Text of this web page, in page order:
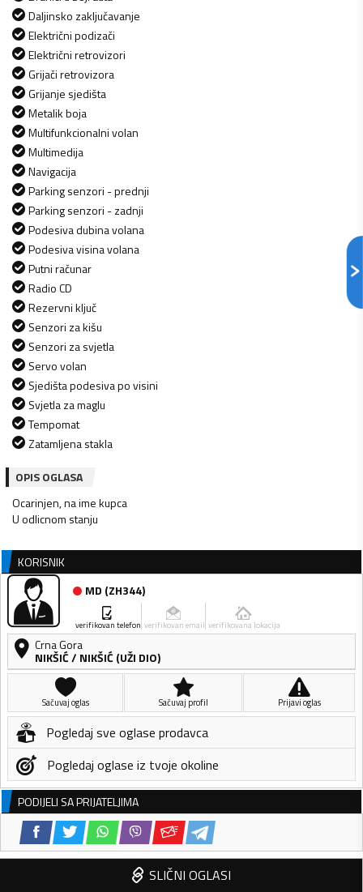
Daljinsko zaključavanje
Električni podizači
Električni retrovizori
Grijači retrovizora
Grijanje sjedišta
Metalik boja
Multifunkcionalni volan
Multimedija
Navigacija
Parking senzori - prednji
Parking senzori - zadnji
Podesiva dubina volana
Podesiva visina volana
Putni računar
Radio CD
Rezervni ključ
Senzori za kišu
Senzori za svjetla
Servo volan
Sjedišta podesiva po visini
Svjetla za maglu
Tempomat
Zatamljena stakla
OPIS OGLASA
Ocarinjen, na ime kupca
U odlicnom stanju
KORISNIK
MD (ZH344)
verifikovan telefon verifikovan email verifikovana lokacija
Crna Gora
NIKŠIĆ/ NIKŠIĆ (UŽI DIO)
Sačuvaj oglas Sačuvaj profil Prijavi oglas
Pogledaj sve oglase prodavca
Pogledaj oglase iz tvoje okoline
PODIJELI SA PRIJATELJIMA
SLIČNI OGLASI